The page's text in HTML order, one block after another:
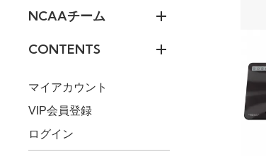
NCAAチーム
CONTENTS
マイアカウント
VIP会員登録
ログイン